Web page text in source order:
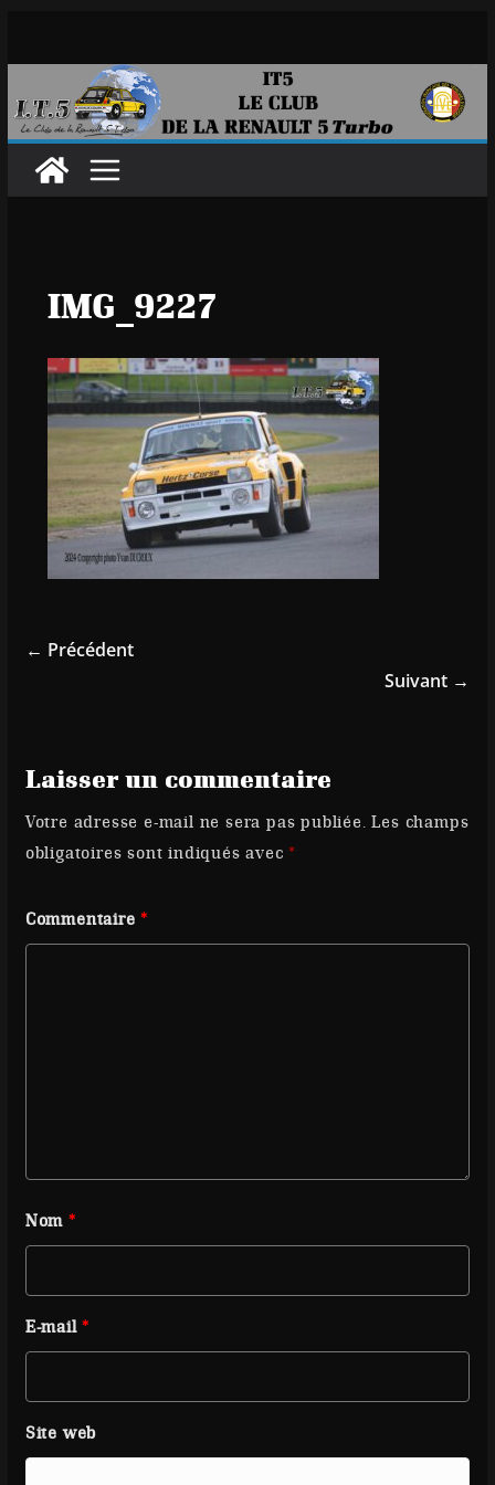
IMG_9227
← Précédent
Suivant →
Laisser un commentaire
Votre adresse e-mail ne sera pas publiée. Les champs
obligatoires sont indiqués avec*
Commentaire*
Nom *
E-mail*
Site web